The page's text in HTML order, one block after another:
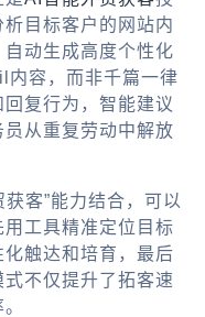
目标客户的网站内
动生成高度个性化
容，而非千篇一律
复行为，智能建议
从重复劳动中解放
客”能力结合，可以
工具精准定位目标
触达和培育，最后
不仅提升了拓客速